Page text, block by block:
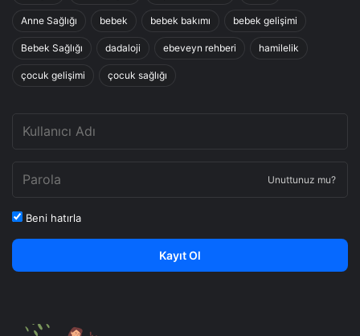
Anne Sağlığı bebek bebek bakımı bebek gelişimi
Bebek Sağlığı dadaloji ebeveyn rehberi hamilelik
çocuk gelişimi çocuk sağlığı
Unuttunuz mu?
Beni hatırla
Kayıt Ol